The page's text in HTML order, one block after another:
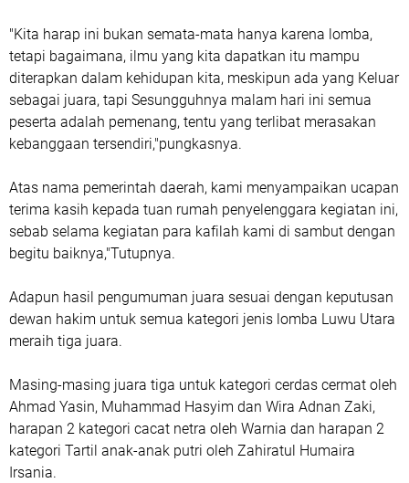
"Kita harap ini bukan semata-mata hanya karena lomba,
tetapi bagaimana, ilmu yang kita dapatkan itu mampu
diterapkan dalam kehidupan kita, meskipun ada yang Keluar
sebagai juara, tapi Sesungguhnya malam hari ini semua
peserta adalah pemenang, tentu yang terlibat merasakan
kebanggaan tersendiri,"pungkasnya.
Atas nama pemerintah daerah, kami menyampaikan ucapan
terima kasih kepada tuan rumah penyelenggara kegiatan ini,
sebab selama kegiatan para kafilah kami di sambut dengan
begitu baiknya,"Tutupnya.
Adapun hasil pengumuman juara sesuai dengan keputusan
dewan hakim untuk semua kategori jenis lomba Luwu Utara
meraih tiga juara.
Masing-masing juara tiga untuk kategori cerdas cermat oleh
Ahmad Yasin, Muhammad Hasyim dan Wira Adnan Zaki,
harapan 2 kategori cacat netra oleh Warnia dan harapan 2
kategori Tartil anak-anak putri oleh Zahiratul Humaira
Irsania.